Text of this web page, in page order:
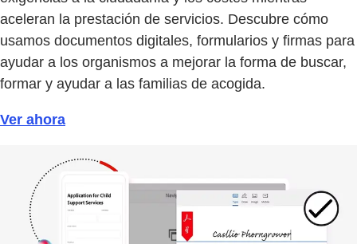
aceleran la prestación de servicios. Descubre cómo
usamos documentos digitales, formularios y firmas para
ayudar a los organismos a mejorar la forma de buscar,
formar y ayudar a las familias de acogida.
Ver ahora